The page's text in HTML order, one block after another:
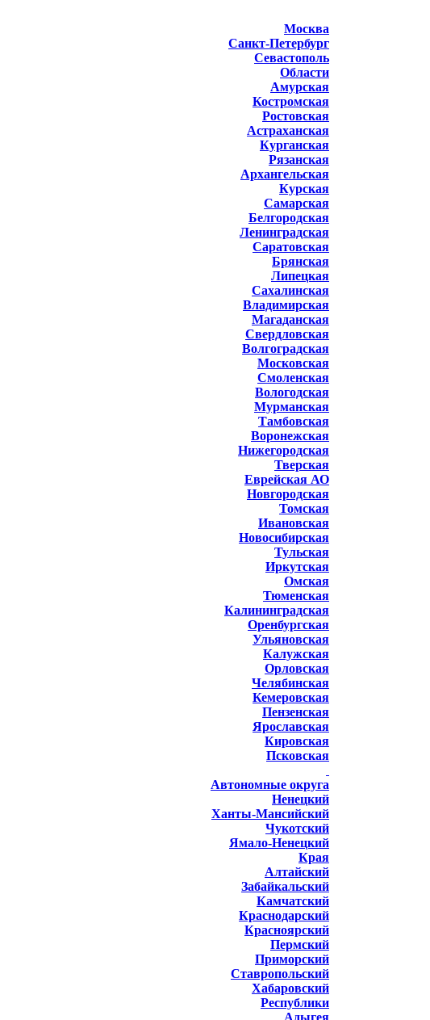
Москва
Санкт-Петербург
Севастополь
Области
Амурская
Костромская
Ростовская
Астраханская
Курганская
Рязанская
Архангельская
Курская
Самарская
Белгородская
Ленинградская
Саратовская
Брянская
Липецкая
Сахалинская
Владимирская
Магаданская
Свердловская
Волгоградская
Московская
Смоленская
Вологодская
Мурманская
Тамбовская
Воронежская
Нижегородская
Тверская
Еврейская АО
Новгородская
Томская
Ивановская
Новосибирская
Тульская
Иркутская
Омская
Тюменская
Калининградская
Оренбургская
Ульяновская
Калужская
Орловская
Челябинская
Кемеровская
Пензенская
Ярославская
Кировская
Псковская
Автономные округа
Ненецкий
Ханты-Мансийский
Чукотский
Ямало-Ненецкий
Края
Алтайский
Забайкальский
Камчатский
Краснодарский
Красноярский
Пермский
Приморский
Ставропольский
Хабаровский
Республики
Адыгея